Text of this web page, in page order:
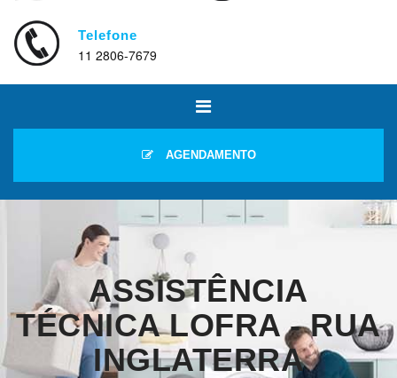
Telefone
11 2806-7679
AGENDAMENTO
ASSISTÊNCIA
TÉCNICA LOFRA - RUA
INGLATERRA